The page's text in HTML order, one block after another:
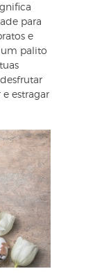
para
e
um palito
estragar